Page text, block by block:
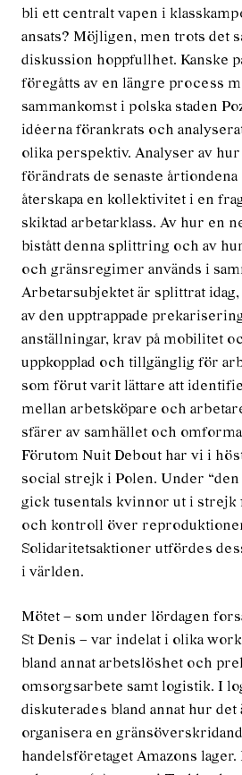
bli ett centralt vapen i
ansats? Möjligen, men trots det
diskussion hoppfullhet. Kanske
föregåtts av en längre process
sammankomst i polska staden
idéerna förankrats och
olika perspektiv. Analyser av
förändrats de senaste
återskapa en kollektivitet i en
skiktad arbetarklass. Av hur en
bistått denna splittring och av
och gränsregimer används i
Arbetarsubjektet är splittrat
av den upptrappade
anställningar, krav på mobilitet
uppkopplad och tillgänglig för
som förut varit lättare att
mellan arbetsköpare och
sfärer av samhället och
Förutom Nuit Debout har vi i
social strejk i Polen. Under
gick tusentals kvinnor ut i
och kontroll över
Solidaritetsaktioner utfördes
i världen.
Mötet – som under lördagen
St Denis – var indelat i olika
bland annat arbetslöshet och
omsorgsarbete samt logistik. I
diskuterades bland annat hur
organisera en
handelsföretaget Amazons